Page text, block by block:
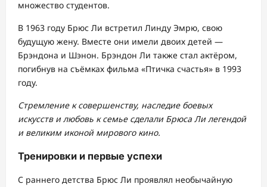
множество студентов.
В 1963 году Брюс Ли встретил Линду Эмрю, свою
будущую жену. Вместе они имели двоих детей —
Брэндона и Шэнон. Брэндон Ли также стал актёром,
погибнув на съёмках фильма «Птичка счастья» в 1993
году.
Стремление к совершенству, наследие боевых
искусств и любовь к семье сделали Брюса Ли легендой
и великим иконой мирового кино.
Тренировки и первые успехи
С раннего детства Брюс Ли проявлял необычайную